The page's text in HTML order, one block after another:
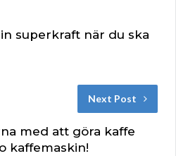
superkraft när du ska
Next Post
med att göra kaffe
kaffemaskin!